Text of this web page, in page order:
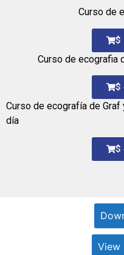
Curso de
$
Curso de ecografia
$
Curso de ecografía de
día
$
View